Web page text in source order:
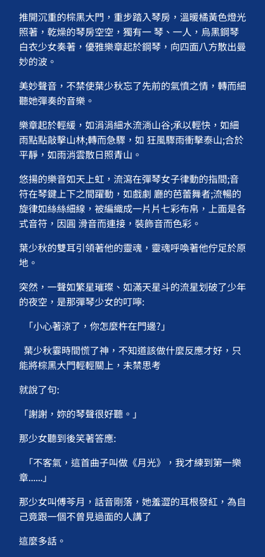
推開沉重的棕黑大門，重步踏入琴房，溫暖橘黃色燈光
照著，乾燥的琴房空空，獨有一 琴、一人，烏黑鋼琴
白衣少女奏著，優雅樂章起於鋼琴，向四面八方散出曼
妙的波。
美妙聲音，不禁使葉少秋忘了先前的氣憤之情，轉而細
聽她彈奏的音樂。
樂章起於輕緩，如涓涓細水流淌山谷;承以輕快，如細
雨點點敲擊山林;轉而急驟，如 狂風驟雨衝擊泰山;合於
平靜，如雨消雲散日照青山。
悠揚的樂音如天上虹，流瀉在彈琴女子律動的指間;音
符在琴鍵上下之間躍動，如戲劇 廳的芭蕾舞者;流暢的
旋律如絲絲細線，被編織成一片片七彩布帛，上面是各
式音符，因圓 滑音而連接，裝飾音而色彩。
葉少秋的雙耳引領著他的靈魂，靈魂呼喚著他佇足於原
地。
突然，一聲如繁星璀璨、如滿天星斗的流星划破了少年
的夜空，是那彈琴少女的叮嚀:
「小心著涼了，你怎麼杵在門邊?」
葉少秋霎時間慌了神，不知道該做什麼反應才好，只
能將棕黑大門輕輕關上，未禁思考
就說了句:
「謝謝，妳的琴聲很好聽。」
那少女聽到後笑著答應:
「不客氣，這首曲子叫做《月光》，我才練到第一樂
章......」
那少女叫傅芩月，話音剛落，她羞澀的耳根發紅，為自
己竟跟一個不曾見過面的人講了
這麼多話。